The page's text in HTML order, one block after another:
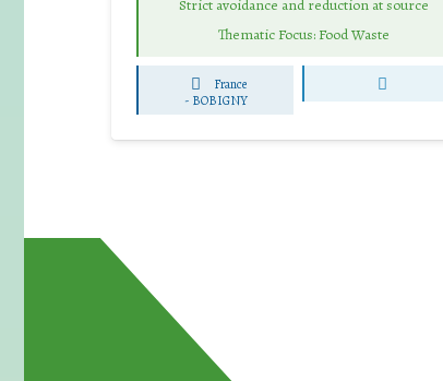
Strict avoidance and reduction at source
Thematic Focus: Food Waste
France
- BOBIGNY